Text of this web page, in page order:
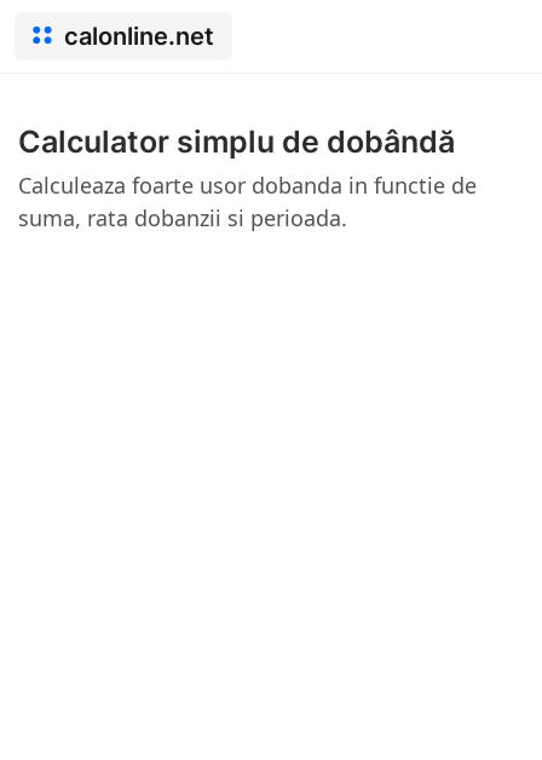
calonline.net
Calculator simplu de dobândă
Calculeaza foarte usor dobanda in functie de
suma, rata dobanzii si perioada.